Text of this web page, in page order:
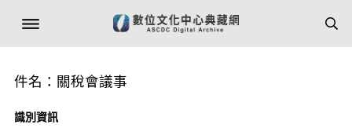
件名：關稅會議事
識別資訊